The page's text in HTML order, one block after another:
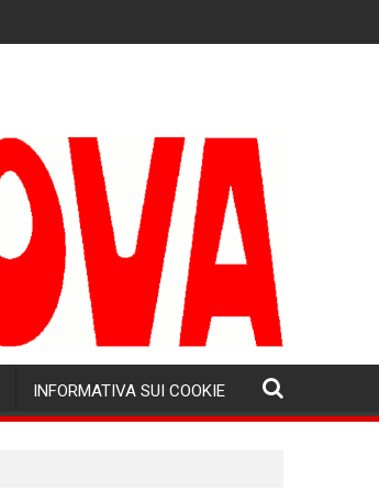
INFORMATIVA SUI COOKIE